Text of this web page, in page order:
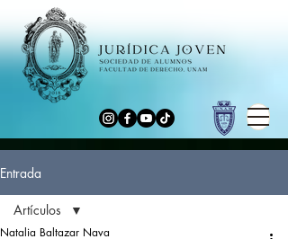
Entrada
Artículos
Natalia Baltazar Nava